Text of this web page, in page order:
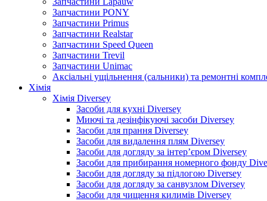
Запчастини PONY
Запчастини Primus
Запчастини Realstar
Запчастини Speed Queen
Запчастини Trevil
Запчастини Unimac
Аксіальні ущільнення (сальники) та ремонтні
Хімія
Хімія Diversey
Засоби для кухні Diversey
Миючі та дезінфікуючі засоби Diversey
Засоби для прання Diversey
Засоби для видалення плям Diversey
Засоби для догляду за інтер’єром Diversey
Засоби для прибирання номерного фонду
Засоби для догляду за підлогою Diversey
Засоби для догляду за санвузлом Diversey
Засоби для чищення килимів Diversey